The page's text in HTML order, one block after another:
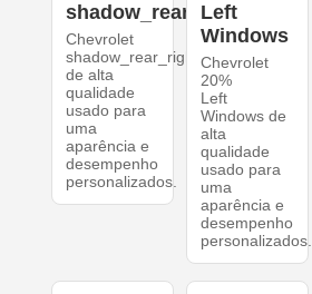
shadow_rear_right
Chevrolet
shadow_rear_right
de alta
qualidade
usado para
uma
aparência e
desempenho
personalizados.
Left
Windows
Chevrolet
20%
Left
Windows de
alta
qualidade
usado para
uma
aparência e
desempenho
personalizados.